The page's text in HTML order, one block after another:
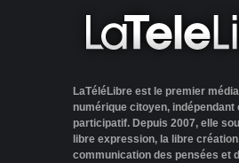
LaTéléLibre est le premier média
numérique citoyen, indépendant
participatif. Depuis 2007, elle
libre expression, la libre
communication des pensées et